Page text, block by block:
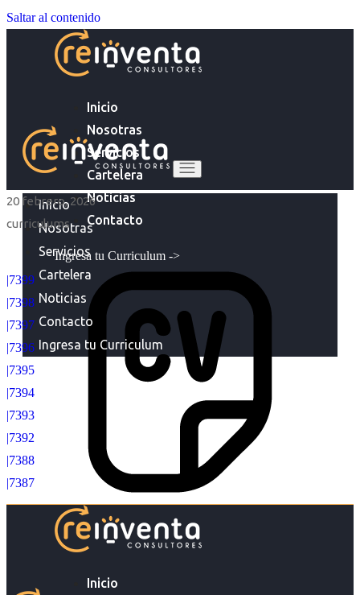
Saltar al contenido
Inicio
Nosotras
Servicios
Cartelera
Noticias
Contacto
Ingresa tu Curriculum ->
Inicio
Inicio
Nosotras
Servicios
Cartelera
Noticias
Contacto
Ingresa tu Curriculum
20 febrero, 2026
curriculums
|7399
|7398
|7397
|7396
|7395
|7394
|7393
|7392
|7388
|7387